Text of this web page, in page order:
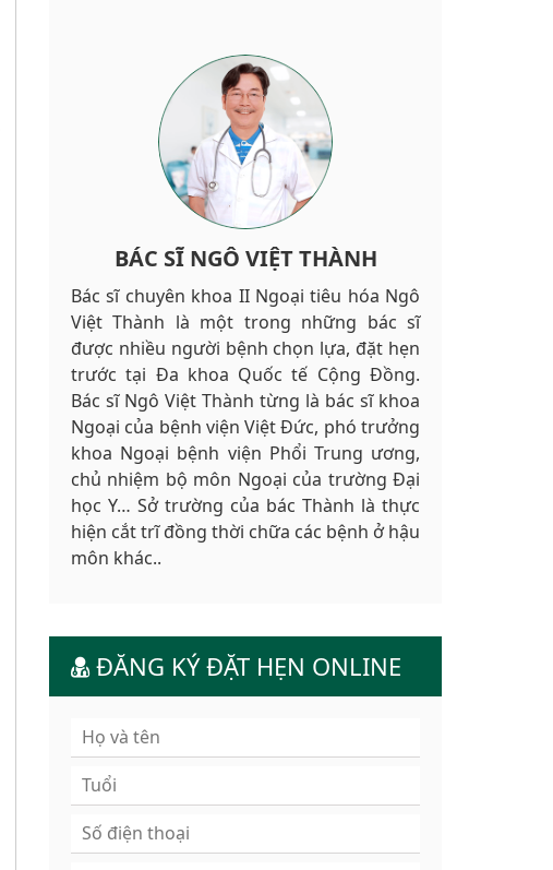
BÁC SĨ NGÔ VIỆT THÀNH
Bác sĩ chuyên khoa II Ngoại tiêu hóa Ngô
Việt Thành là một trong những bác sĩ
được nhiều người bệnh chọn lựa, đặt hẹn
trước tại Đa khoa Quốc tế Cộng Đồng.
Bác sĩ Ngô Việt Thành từng là bác sĩ khoa
Ngoại của bệnh viện Việt Đức, phó trưởng
khoa Ngoại bệnh viện Phổi Trung ương,
chủ nhiệm bộ môn Ngoại của trường Đại
học Y… Sở trường của bác Thành là thực
hiện cắt trĩ đồng thời chữa các bệnh ở hậu
môn khác..
ĐĂNG KÝ ĐẶT HẸN ONLINE